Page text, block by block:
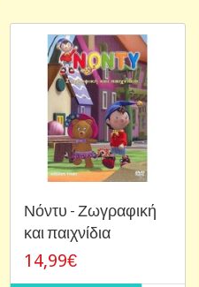
Νόντυ - Ζωγραφική
και παιχνίδια
14,99€